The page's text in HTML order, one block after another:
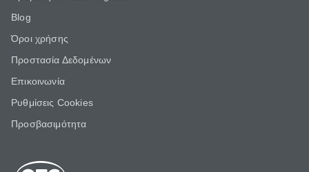
Blog
Όροι χρήσης
Προστασία Δεδομένων
Επικοινωνία
Ρυθμίσεις Cookies
Προσβασιμότητα